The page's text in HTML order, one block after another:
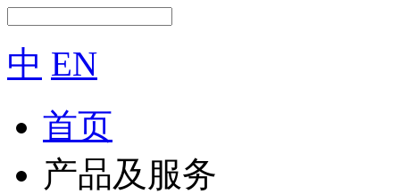
中 EN
首页
产品及服务